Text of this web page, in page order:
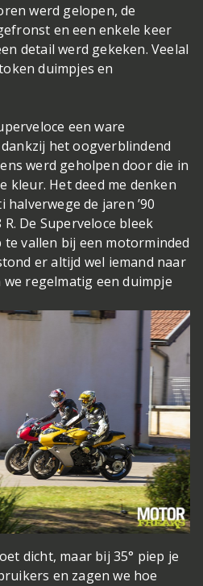
werd gelopen, de
en een enkele keer
detail werd gekeken. Veelal
duimpjes en
een ware
het oogverblindend
werd geholpen door die in
kleur. Het deed me denken
halverwege de jaren ’90
De Superveloce bleek
vallen bij een motorminded
er altijd wel iemand naar
regelmatig een duimpje
dicht, maar bij 35° piep je
en zagen we hoe